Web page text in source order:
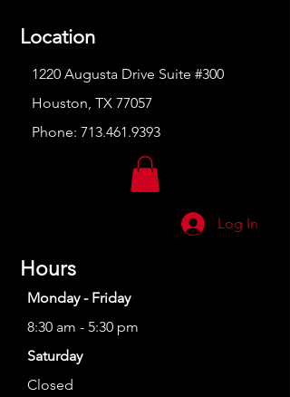
Location
1220 Augusta Drive Suite #300
Houston, TX 77057
Phone: 713.461.9393
Log In
Hours
Monday - Friday
8:30 am - 5:30 pm
Saturday
Closed